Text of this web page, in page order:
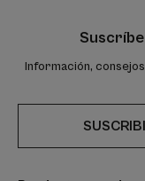
Información,